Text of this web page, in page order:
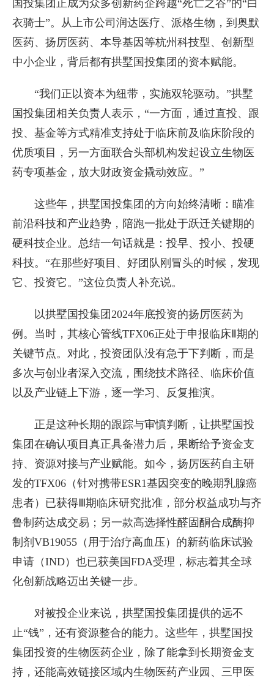
国投集团正成为众多创新药企跨越“死亡之谷”的“白
衣骑士”。从上市公司润达医疗、派格生物，到奥默
医药、扬厉医药、本导基因等杭州科技型、创新型
中小企业，背后都有拱墅国投集团的资本赋能。
“我们正以资本为纽带，实施双轮驱动。”拱墅
国投集团相关负责人表示，“一方面，通过直投、跟
投、基金等方式精准支持处于临床前及临床阶段的
优质项目，另一方面联合头部机构发起设立生物医
药专项基金，放大财政资金撬动效应。”
这些年，拱墅国投集团的方向始终清晰：瞄准
前沿科技和产业趋势，陪跑一批处于跃迁关键期的
硬科技企业。总结一句话就是：投早、投小、投硬
科技。“在那些好项目、好团队刚冒头的时候，发现
它、投资它。”这位负责人补充说。
以拱墅国投集团2024年底投资的扬厉医药为
例。当时，其核心管线TFX06正处于申报临床Ⅱ期的
关键节点。对此，投资团队没有急于下判断，而是
多次与创业者深入交流，围绕技术路径、临床价值
以及产业链上下游，逐一学习、反复推演。
正是这种长期的跟踪与审慎判断，让拱墅国投
集团在确认项目真正具备潜力后，果断给予资金支
持、资源对接与产业赋能。如今，扬厉医药自主研
发的TFX06（针对携带ESR1基因突变的晚期乳腺癌
患者）已获得Ⅲ期临床研究批准，部分权益成功与齐
鲁制药达成交易；另一款高选择性醛固酮合成酶抑
制剂VB19055（用于治疗高血压）的新药临床试验
申请（IND）也已获美国FDA受理，标志着其全球
化创新战略迈出关键一步。
对被投企业来说，拱墅国投集团提供的远不
止“钱”，还有资源整合的能力。这些年，拱墅国投
集团投资的生物医药企业，除了能拿到长期资金支
持，还能高效链接区域内生物医药产业园、三甲医